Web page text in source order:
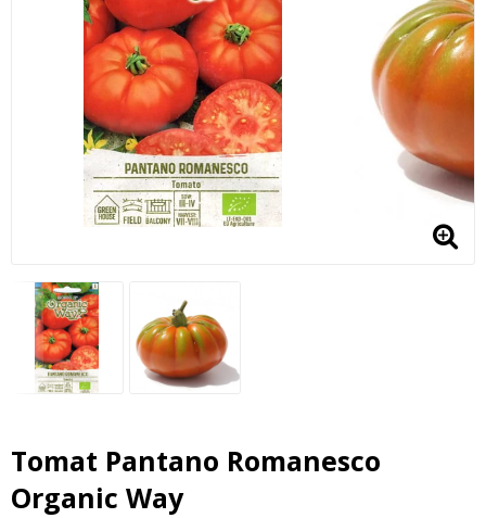
Tomat Pantano Romanesco
Organic Way